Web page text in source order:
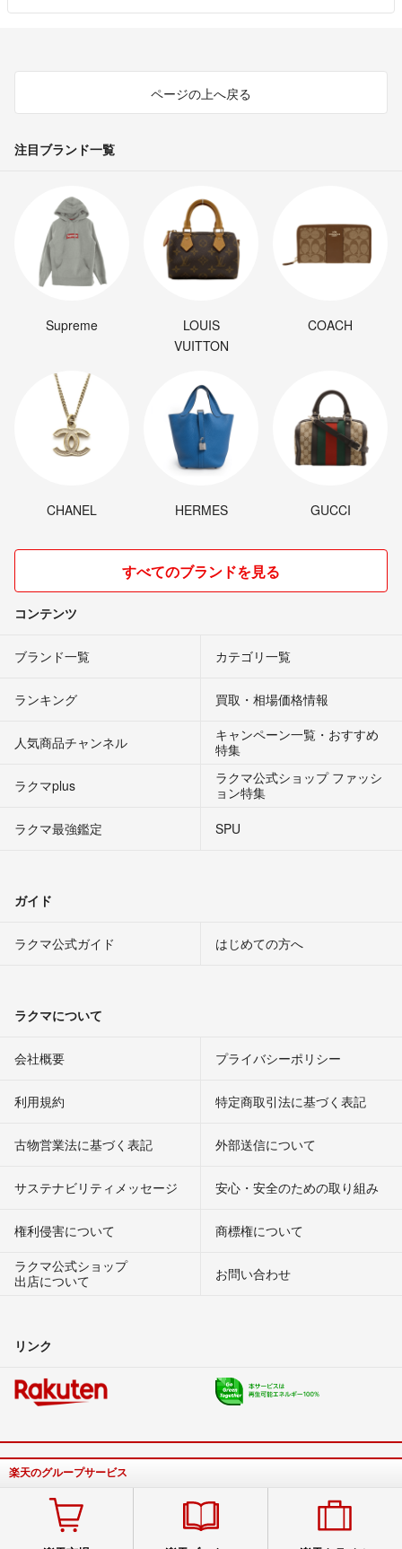
ページの上へ戻る
注目ブランド一覧
Supreme
LOUIS
VUITTON
COACH
CHANEL HERMES GUCCI
すべてのブランドを見る
コンテンツ
ブランド一覧 カテゴリ一覧
ランキング 買取・相場価格情報
人気商品チャンネル
キャンペーン一覧・おすすめ
特集
ラクマplus
ラクマ公式ショップ ファッシ
ョン特集
ラクマ最強鑑定
SPU
ガイド
ラクマ公式ガイド はじめての方へ
ラクマについて
会社概要 プライバシーポリシー
利用規約 特定商取引法に基づく表記
古物営業法に基づく表記 外部送信について
サステナビリティメッセージ 安心・安全のための取り組み
権利侵害について
商標権について
ラクマ公式ショップ
出店について
お問い合わせ
リンク
楽天のグループサービス